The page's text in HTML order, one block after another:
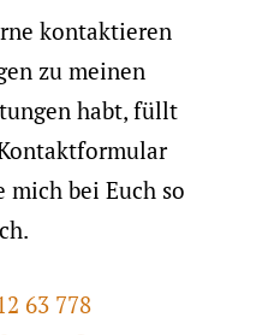
kontaktieren
zu meinen
habt, füllt
mich bei Euch so
63 778